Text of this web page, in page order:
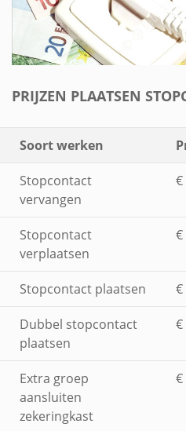
PRIJZEN PLAATSEN
Soort werken
Stopcontact
vervangen
€
Stopcontact
verplaatsen
€
Stopcontact plaatsen €
Dubbel stopcontact
plaatsen
€
Extra groep
aansluiten
zekeringkast
€